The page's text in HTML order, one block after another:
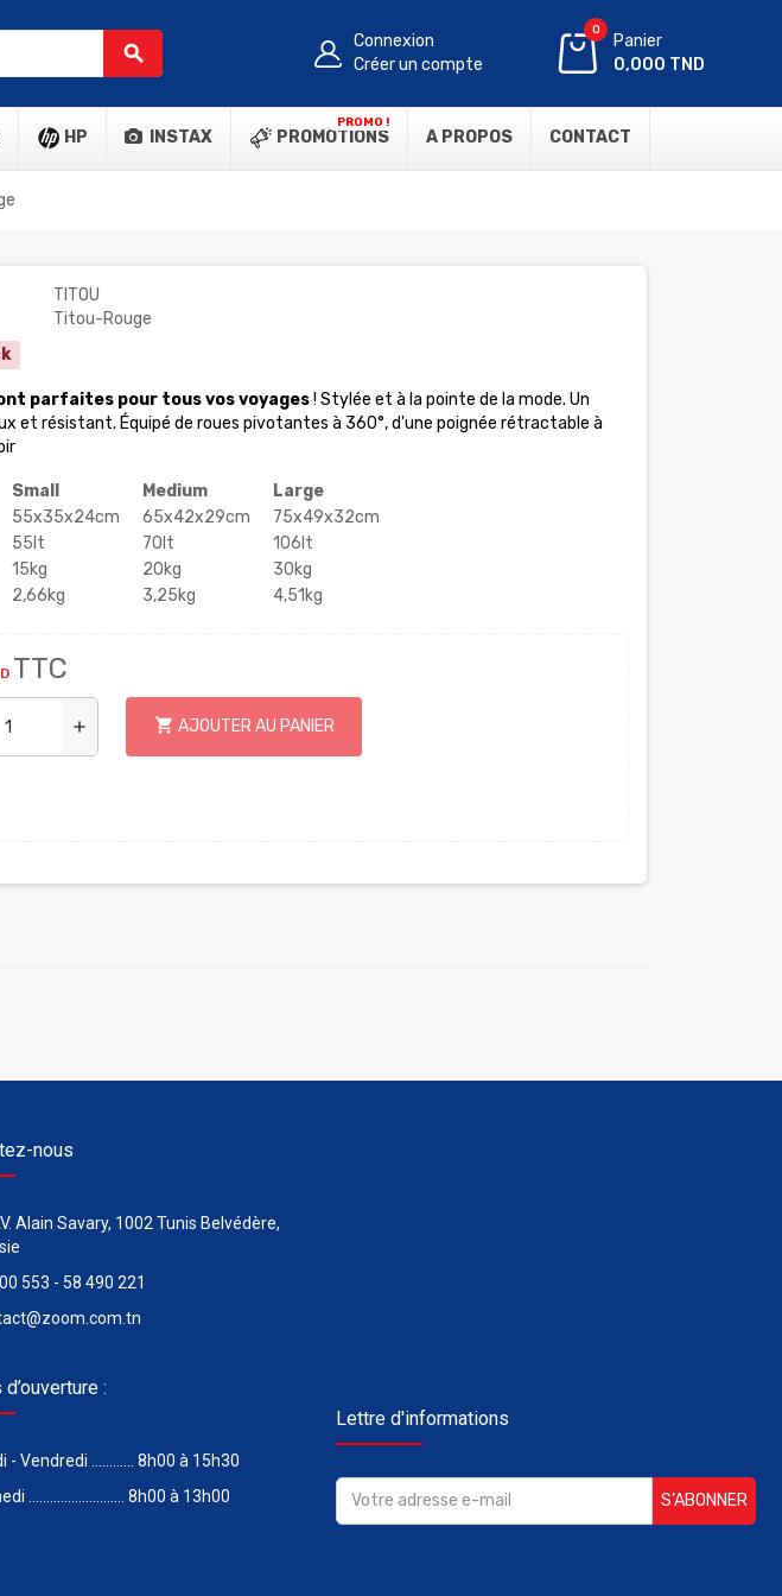
search
Connexion
Créer un compte
0
Panier
0,000 TND
HP INSTAX PROMOTIONS
PROMO !
A PROPOS CONTACT
TITOU
Titou-Rouge
parfaites pour tous vos voyages! Stylée et à la pointe de la mode. Un
et résistant. Équipé de roues pivotantes à 360°, d'une poignée rétractable à
Small Medium
Large
55x35x24cm 65x42x29cm
75x49x32cm
55lt 70lt
106lt
15kg 20kg
30kg
2,66kg 3,25kg 4,51kg
TTC
add shopping_cart AJOUTER AU PANIER
nous
Alain Savary, 1002 Tunis Belvédère,
553 - 58 490 221
d’ouverture :
- Vendredi ............ 8h00 à 15h30
........................... 8h00 à 13h00
Lettre d'informations
S’ABONNER